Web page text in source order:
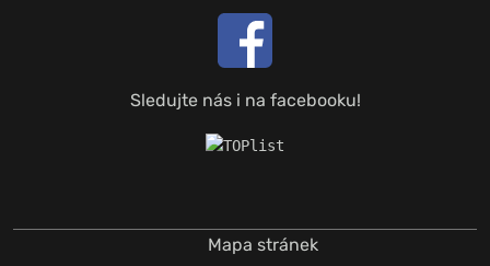
Sledujte nás i na facebooku!
Mapa stránek